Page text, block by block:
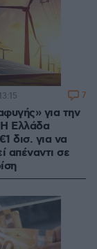
για την
Ελλάδα
δισ. για να
απέναντι σε
7